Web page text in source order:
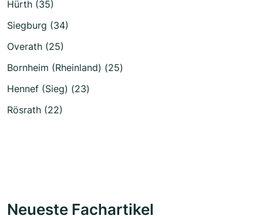
Hürth (35)
Siegburg (34)
Overath (25)
Bornheim (Rheinland) (25)
Hennef (Sieg) (23)
Rösrath (22)
Neueste Fachartikel